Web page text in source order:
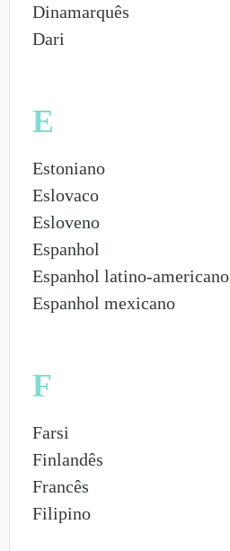
Dinamarquês
Dari
E
Estoniano
Eslovaco
Esloveno
Espanhol
Espanhol latino-americano
Espanhol mexicano
F
Farsi
Finlandês
Francês
Filipino